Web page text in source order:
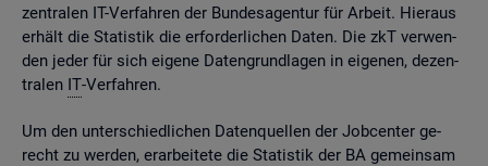
zen­tra­len IT-Ver­fah­ren der Bun­des­agen­tur für Ar­beit. Hier­aus
er­hält die Sta­tis­tik die er­for­der­li­chen Daten. Die zkT ver­wen­
den jeder für sich ei­ge­ne Da­ten­grund­la­gen in ei­ge­nen, de­zen­
tra­len IT-Ver­fah­ren.
Um den un­ter­schied­li­chen Da­ten­quel­len der Job­cen­ter ge­
recht zu wer­den, er­ar­bei­te­te die Sta­tis­tik der BA ge­mein­sam